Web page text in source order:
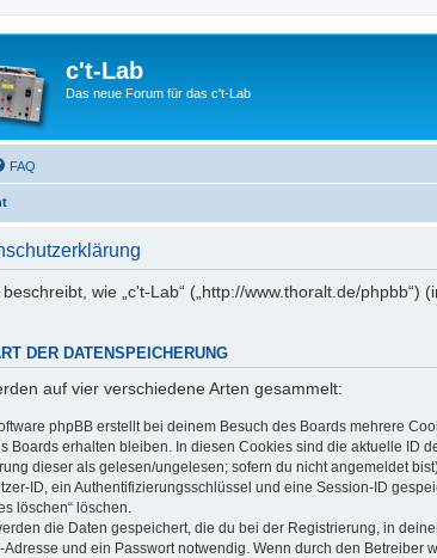
c't-Lab
Das neue Forum für das c't-Lab
FAQ
wie „c't-Lab“ („http://www.thoralt.de/
DER DATENSPEICHERUNG
auf vier verschiedene Arten gesammelt:
phpBB erstellt bei deinem Besuch des Boards mehrere
Boards erhalten bleiben. In diesen Cookies sind die aktuelle ID
dieser als gelesen/ungelesen; sofern du nicht angemeldet
ID, ein Authentifizierungsschlüssel und eine Session-ID
löschen“ löschen.
die Daten gespeichert, die du bei der Registrierung, in
und ein Passwort notwendig. Wenn durch den